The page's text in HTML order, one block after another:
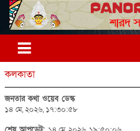
কলকাতা
জনতার কথা ওয়েব ডেস্ক
১৪ মে, ২০২৬, ১৭:৩০:৫৮